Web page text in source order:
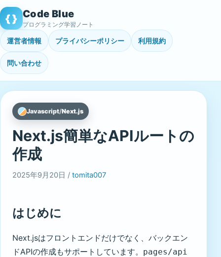
Skip
to
content
{ } Code Blue
プログラミング学習ノート
運営者情報 プライバシーポリシー 利用規約
問い合わせ
Javascript/Next.js
Next.js簡単なAPIルートの
作成
2025年9月20日 / tomita007
はじめに
Next.jsはフロントエンドだけでなく、バックエン
ドAPIの作成もサポートしています。 pages/api